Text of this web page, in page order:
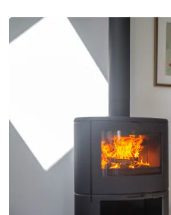
Dovre is erg divers en kent onder
modellen, maar ook zeer strak
het dubbele
houtkachels van Dovre mee
er extra lucht aan de
doen ontvlammen, ontstaat er een
rendement. Door de uitstekende
levert, ontvang je tevens